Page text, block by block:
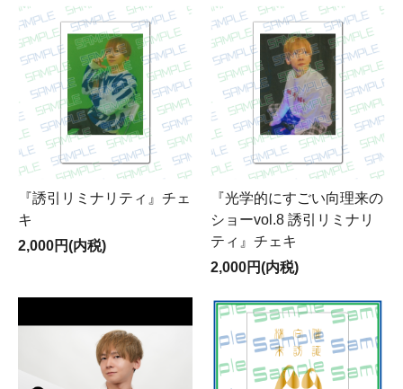
『誘引リミナリティ』チェ
キ
2,000円(内税)
『光学的にすごい向理来の
ショーvol.8 誘引リミナリ
ティ』チェキ
2,000円(内税)